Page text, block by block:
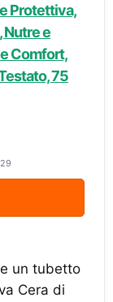
Protettiva,
Nutre e
Comfort,
75
un tubetto
Cera di